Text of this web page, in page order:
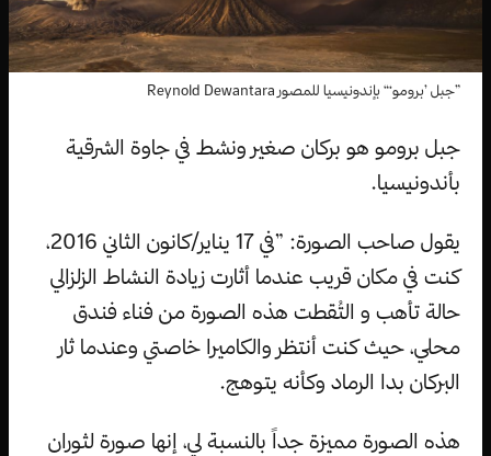
”جبل ’برومو‘“ بإندونيسيا للمصور Reynold Dewantara
جبل برومو هو بركان صغير ونشط في جاوة الشرقية
بأندونيسيا.
يقول صاحب الصورة: ”في 17 يناير/كانون الثاني 2016،
كنت في مكان قريب عندما أثارت زيادة النشاط الزلزالي
حالة تأهب و التُقطت هذه الصورة من فناء فندق
محلي، حيث كنت أنتظر والكاميرا خاصتي وعندما ثار
البركان بدا الرماد وكأنه يتوهج.
هذه الصورة مميزة جداً بالنسبة لي، إنها صورة لثوران